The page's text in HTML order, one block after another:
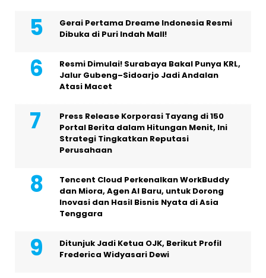
Gerai Pertama Dreame Indonesia Resmi
Dibuka di Puri Indah Mall!
Resmi Dimulai! Surabaya Bakal Punya KRL,
Jalur Gubeng–Sidoarjo Jadi Andalan
Atasi Macet
Press Release Korporasi Tayang di 150
Portal Berita dalam Hitungan Menit, Ini
Strategi Tingkatkan Reputasi
Perusahaan
Tencent Cloud Perkenalkan WorkBuddy
dan Miora, Agen AI Baru, untuk Dorong
Inovasi dan Hasil Bisnis Nyata di Asia
Tenggara
Ditunjuk Jadi Ketua OJK, Berikut Profil
Frederica Widyasari Dewi